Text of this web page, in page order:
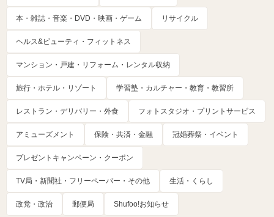
本・雑誌・音楽・DVD・映画・ゲーム リサイクル
ヘルス&ビューティ・フィットネス
マンション・戸建・リフォーム・レンタル収納
旅行・ホテル・リゾート 学習塾・カルチャー・教育・教習所
レストラン・デリバリー・外食 フォトスタジオ・プリントサービス
アミューズメント 保険・共済・金融 冠婚葬祭・イベント
プレゼントキャンペーン・クーポン
TV局・新聞社・フリーペーパー・その他 生活・くらし
政党・政治 郵便局 Shufoo!お知らせ